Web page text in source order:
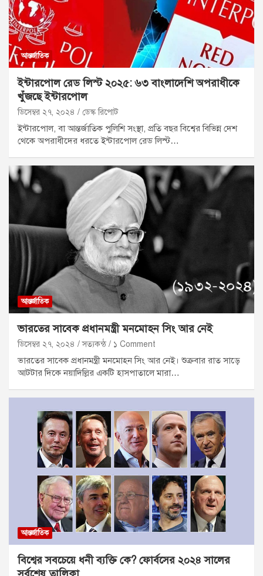
আন্তর্জাতিক
ইন্টারপোল রেড লিস্ট ২০২৫: ৬৩ বাংলাদেশি অপরাধীকে
খুঁজছে ইন্টারপোল
ডিসেম্বর ২৭, ২০২৪ ডেস্ক রিপোট
ইন্টারপোল, বা আন্তর্জাতিক পুলিশি সংস্থা, প্রতি বছর বিশ্বের বিভিন্ন দেশ
থেকে অপরাধীদের ধরতে ইন্টারপোল রেড লিস্ট…
আন্তর্জাতিক
ভারতের সাবেক প্রধানমন্ত্রী মনমোহন সিং আর নেই
ডিসেম্বর ২৭, ২০২৪ সত্যকন্ঠ ১ Comment
ভারতের সাবেক প্রধানমন্ত্রী মনমোহন সিং আর নেই। শুক্রবার রাত সাড়ে
আটটার দিকে নয়াদিল্লির একটি হাসপাতালে মারা…
আন্তর্জাতিক
বিশ্বের সবচেয়ে ধনী ব্যক্তি কে? ফোর্বসের ২০২৪ সালের